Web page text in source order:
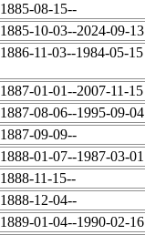
1885-08-15--
1885-10-03--2024-09-13
1886-11-03--1984-05-15
1887-01-01--2007-11-15
1887-08-06--1995-09-04
1887-09-09--
1888-01-07--1987-03-01
1888-11-15--
1888-12-04--
1889-01-04--1990-02-16